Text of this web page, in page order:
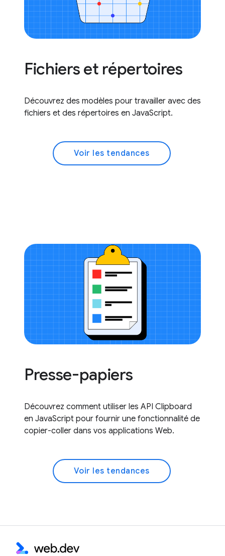
Fichiers et répertoires
Découvrez des modèles pour travailler avec des
fichiers et des répertoires en JavaScript.
Voir les tendances
Presse-papiers
Découvrez comment utiliser les API Clipboard
en JavaScript pour fournir une fonctionnalité de
copier-coller dans vos applications Web.
Voir les tendances